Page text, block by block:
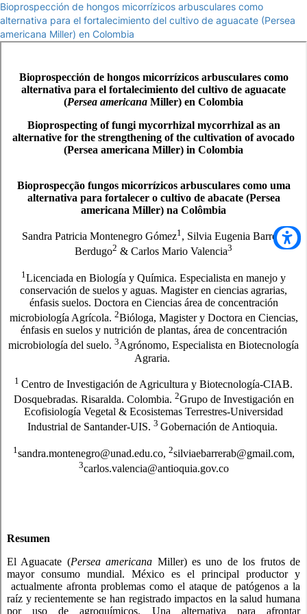
Bioprospección de hongos micorrízicos arbusculares como
alternativa para el fortalecimiento del cultivo de aguacate (Persea
americana Miller) en Colombia